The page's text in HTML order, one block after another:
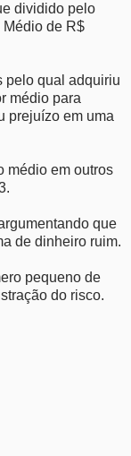
dividido pelo
Médio de R$
pelo qual adquiriu
médio para
prejuízo em uma
médio em outros
que
de dinheiro ruim.
pequeno de
do risco.